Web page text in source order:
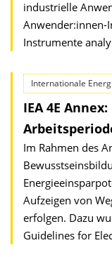
industrielle
Anwender:innen-
Instrumente
Internationale
IEA 4E
Im Rahmen des
Aufzeigen von
erfolgen. Dazu
Guidelines for